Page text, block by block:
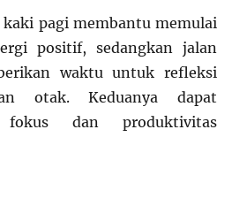
pagi membantu memulai
positif, sedangkan jalan
waktu untuk refleksi
otak. Keduanya dapat
fokus dan produktivitas